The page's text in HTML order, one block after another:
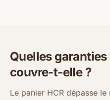
Quelles
couvre-t-elle ?
Le panier HCR dépasse